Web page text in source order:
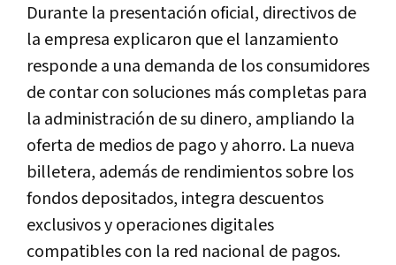
Durante la presentación oficial, directivos de
la empresa explicaron que el lanzamiento
responde a una demanda de los consumidores
de contar con soluciones más completas para
la administración de su dinero, ampliando la
oferta de medios de pago y ahorro. La nueva
billetera, además de rendimientos sobre los
fondos depositados, integra descuentos
exclusivos y operaciones digitales
compatibles con la red nacional de pagos.